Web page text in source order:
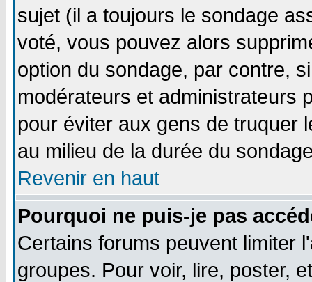
sujet (il a toujours le sondage
voté, vous pouvez alors
option du sondage, par contre,
modérateurs et administrateurs
pour éviter aux gens de truquer
au milieu de la durée du
Revenir en haut
Pourquoi ne puis-je pas
Certains forums peuvent limiter
groupes. Pour voir, lire, poster,